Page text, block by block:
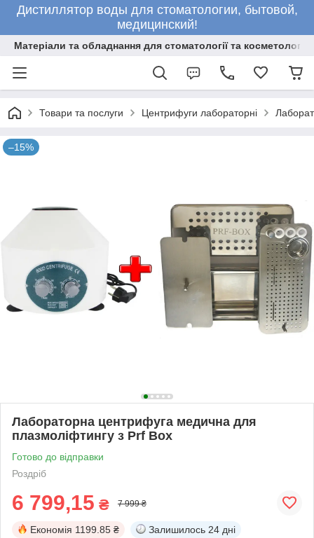
Дистиллятор воды для стоматологии, бытовой,
медицинский!
Матеріали та обладнання для стоматології та косметології
Товари та послуги Центрифуги лабораторні
–15%
Лабораторна центрифуга медична для
плазмоліфтингу з Prf Box
Готово до відправки
Роздріб
6 799,15 ₴ 7 999 ₴
Економія 1199.85 ₴ Залишилось 24 дні